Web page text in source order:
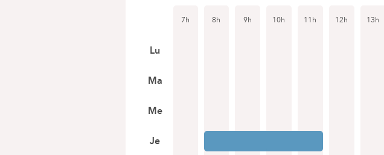
7h 8h 9h 10h 11h 12h 13h
Lu
Ma
Me
Je